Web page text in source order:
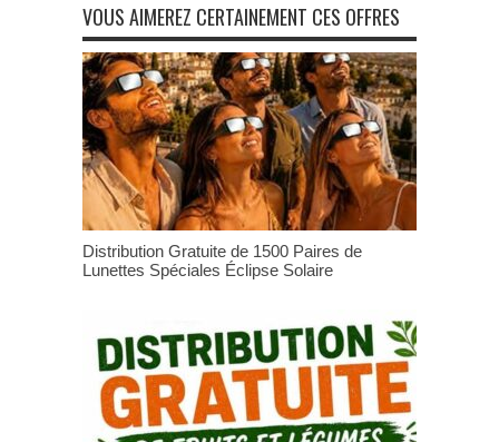
VOUS AIMEREZ CERTAINEMENT CES OFFRES
Distribution Gratuite de 1500 Paires de
Lunettes Spéciales Éclipse Solaire